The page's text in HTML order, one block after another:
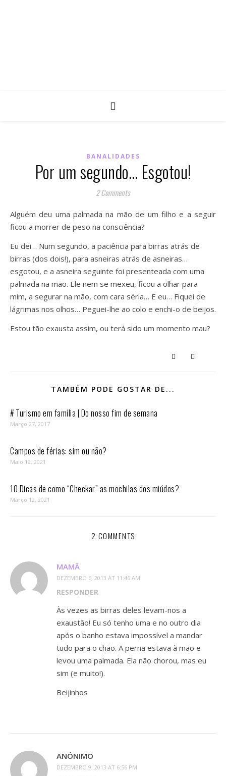
BANALIDADES
Por um segundo… Esgotou!
2 Comments
Alguém deu uma palmada na mão de um filho e a seguir
ficou a morrer de peso na consciência?
Eu dei… Num segundo, a paciência para birras atrás de
birras (dos dois!), para asneiras atrás de asneiras…
esgotou, e a asneira seguinte foi presenteada com uma
palmada na mão. Ele nem se mexeu, ficou a olhar para
mim, a segurar na mão, com cara séria… E eu… Fiquei de
lágrimas nos olhos… Peguei-lhe ao colo e enchi-o de beijos.
Estou tão exausta assim, ou terá sido um momento mau?
TAMBÉM PODE GOSTAR DE...
# Turismo em família | Do nosso fim de semana
Março 27, 2017
Campos de férias: sim ou não?
Maio 19, 2021
10 Dicas de como “Checkar” as mochilas dos miúdos?
Março 12, 2021
2 COMMENTS
MAMÃ
DEZEMBRO 6, 2013 AT 11:46 AM
RESPONDER
Às vezes as birras deles levam-nos a
exaustão! Eu só tenho uma e no outro dia
após o banho estava impossível a mandar
tudo para o chão. A perna estava à mão e
levou uma palmada. Ela não chorou, mas eu
sim (e muito!).
Beijinhos
ANÓNIMO
DEZEMBRO 9, 2013 AT 6:56 PM